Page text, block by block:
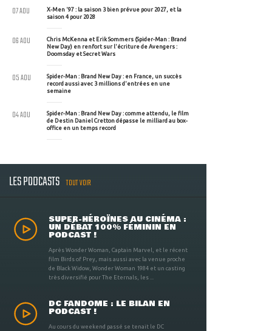
X-Men '97 : la saison 3 bien prévue pour 2027, et la
saison 4 pour 2028
07 AOU
Chris McKenna et Erik Sommers (Spider-Man : Brand
New Day) en renfort sur l'écriture de Avengers :
Doomsday et Secret Wars
06 AOU
Spider-Man : Brand New Day : en France, un succès
record aussi avec 3 millions d'entrées en une
semaine
05 AOU
Spider-Man : Brand New Day : comme attendu, le film
de Destin Daniel Cretton dépasse le milliard au box-
office en un temps record
04 AOU
LES PODCASTS TOUT VOIR
SUPER-HÉROÏNES AU CINÉMA :
UN DÉBAT 100% FÉMININ EN
PODCAST !
Après Wonder Woman, Captain Marvel, et le récent
film Birds of Prey, mais aussi avec la venue proche
de Black Widow, Wonder Woman 1984 et un casting
très diversifié pour The Eternals, les ...
DC FANDOME : LE BILAN EN
PODCAST !
Au cours du weekend passé se tenait le DC